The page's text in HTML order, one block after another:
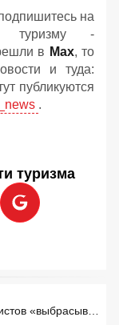
на
туризму -
в Мах, то
и туда:
публикуются
.
туризма